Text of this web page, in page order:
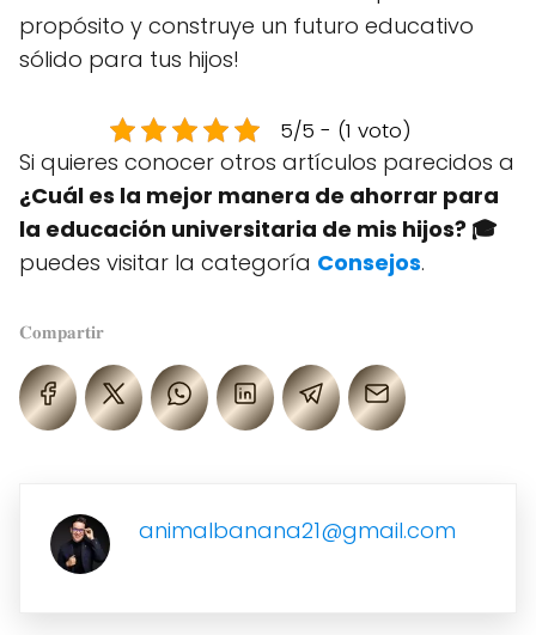
propósito y construye un futuro educativo
sólido para tus hijos!
5/5 - (1 voto)
Si quieres conocer otros artículos parecidos a
¿Cuál es la mejor manera de ahorrar para
la educación universitaria de mis hijos? 🎓
puedes visitar la categoría Consejos.
𝐂𝐨𝐦𝐩𝐚𝐫𝐭𝐢𝐫
animalbanana21@gmail.com